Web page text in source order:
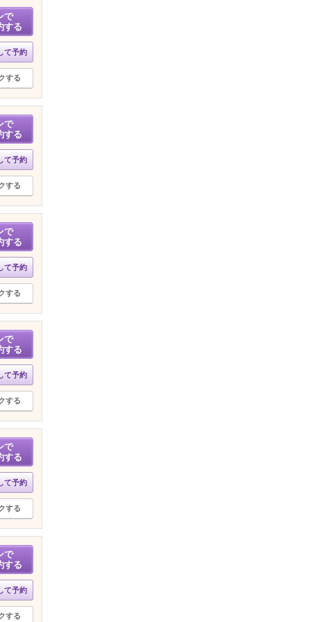
で
する
て予約
する
で
する
て予約
する
で
する
て予約
する
で
する
て予約
する
で
する
て予約
する
で
する
て予約
する